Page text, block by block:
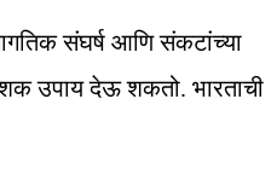
संघर्ष आणि संकटांच्या
उपाय देऊ शकतो. भारताची